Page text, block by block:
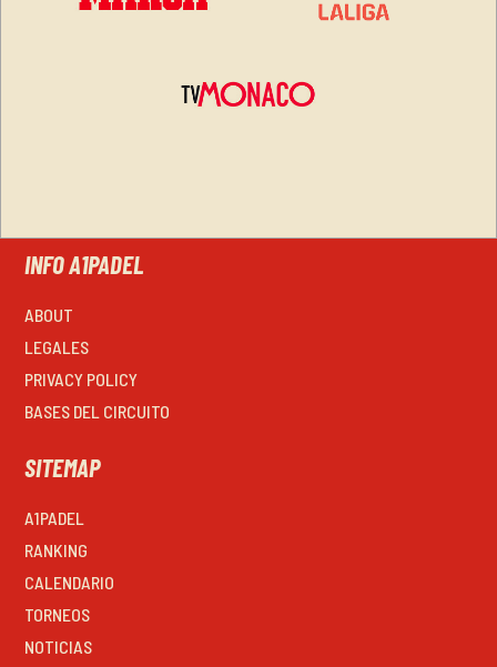
INFO A1PADEL
ABOUT
LEGALES
PRIVACY POLICY
BASES DEL CIRCUITO
SITEMAP
A1PADEL
RANKING
CALENDARIO
TORNEOS
NOTICIAS